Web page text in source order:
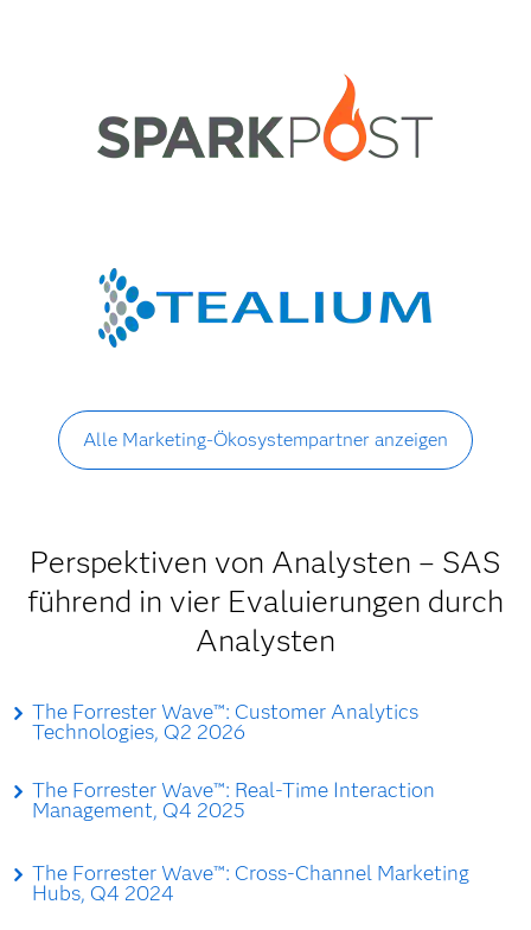
Alle Marketing-Ökosystempartner anzeigen
Perspektiven von Analysten – SAS
führend in vier Evaluierungen durch
Analysten
The Forrester Wave™: Customer Analytics
Technologies, Q2 2026
The Forrester Wave™: Real-Time Interaction
Management, Q4 2025
The Forrester Wave™: Cross-Channel Marketing
Hubs, Q4 2024